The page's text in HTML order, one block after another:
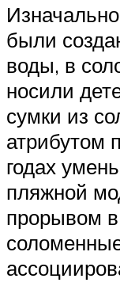
были
воды, в
носили
сумки из
атрибутом
годах
пляжной
прорывом